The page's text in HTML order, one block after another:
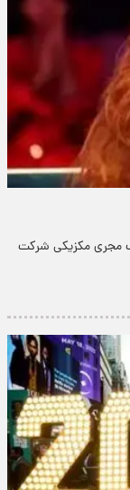
مجری مکزیکی شرکت